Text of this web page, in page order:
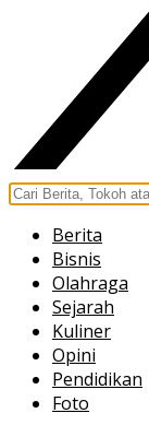
Berita
Bisnis
Olahraga
Sejarah
Kuliner
Opini
Pendidikan
Foto